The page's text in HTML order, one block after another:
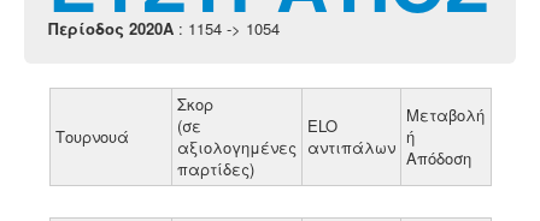
Περίοδος 2020A : 1154 -> 1054
Τουρνουά
Σκορ
(σε
αξιολογημένες
παρτίδες)
ELO
αντιπάλων
Μεταβολή
ή
Απόδοση